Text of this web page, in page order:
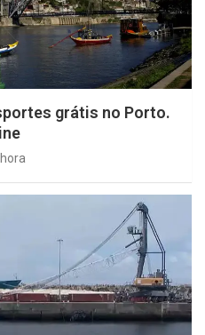
grátis no Porto.